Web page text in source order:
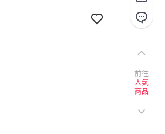
前往
人氣
商品